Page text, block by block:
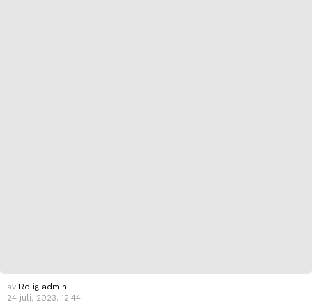
av Rolig admin
24 juli, 2023, 12:44